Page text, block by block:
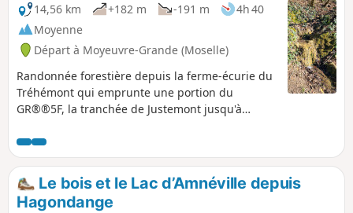
14,56 km
+182 m -191 m
4h 40
Moyenne
Départ à Moyeuvre-Grande (Moselle)
Randonnée forestière depuis la ferme-écurie du
Tréhémont qui emprunte une portion du
GR®®5F, la tranchée de Justemont jusqu'à
source de l'Oubli puis retour par des allées
cavalières à travers la forêt domaniale de
Moyeuvre-Grande.
Le bois et le Lac d’Amnéville depuis
Hagondange